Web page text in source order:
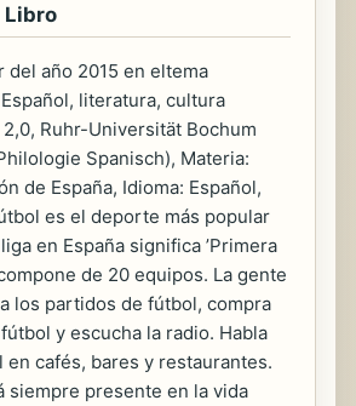
Libro
del año 2015 en eltema
literatura, cultura
Ruhr-Universität Bochum
Spanisch), Materia:
de España, Idioma: Español,
es el deporte más popular
en España significa ’Primera
de 20 equipos. La gente
los partidos de fútbol, compra
y escucha la radio. Habla
en cafés, bares y restaurantes.
siempre presente en la vida